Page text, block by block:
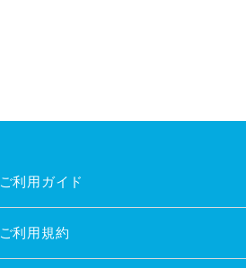
ご利用ガイド
ご利用規約